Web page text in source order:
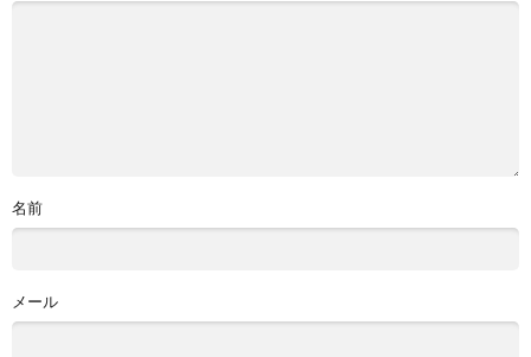
名前
メール